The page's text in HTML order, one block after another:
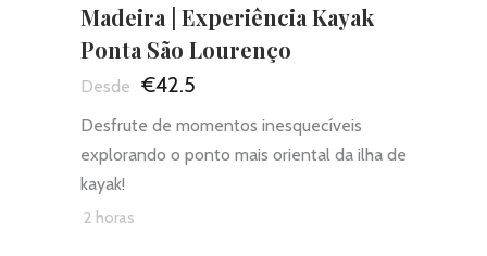
Madeira | Experiência Kayak
Ponta São Lourenço
€42.5
Desfrute de momentos inesquecíveis
explorando o ponto mais oriental da ilha de
kayak!
2 horas